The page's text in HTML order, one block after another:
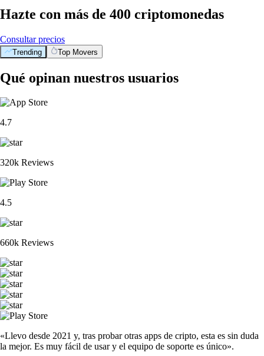
Hazte con más de 400 criptomonedas
Consultar precios
Trending Top Movers
Qué opinan nuestros usuarios
4.7
320k Reviews
4.5
660k Reviews
«Llevo desde 2021 y, tras probar otras apps de cripto, esta es sin duda
la mejor. Es muy fácil de usar y el equipo de soporte es único».